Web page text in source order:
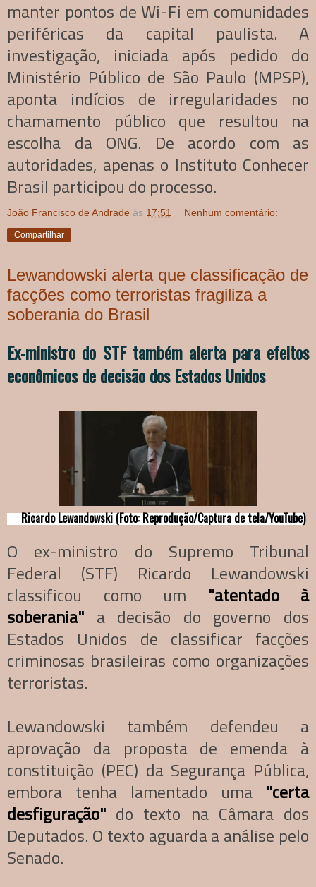
manter pontos de Wi-Fi em comunidades
periféricas da capital paulista. A
investigação, iniciada após pedido do
Ministério Público de São Paulo (MPSP),
aponta indícios de irregularidades no
chamamento público que resultou na
escolha da ONG. De acordo com as
autoridades, apenas o Instituto Conhecer
Brasil participou do processo.
João Francisco de Andrade às 17:51 Nenhum comentário:
Compartilhar
Lewandowski alerta que classificação de
facções como terroristas fragiliza a
soberania do Brasil
Ex-ministro do STF também alerta para efeitos
econômicos de decisão dos Estados Unidos
Ricardo Lewandowski (Foto: Reprodução/Captura de tela/YouTube)
O ex-ministro do Supremo Tribunal
Federal (STF) Ricardo Lewandowski
classificou como um "atentado à
soberania" a decisão do governo dos
Estados Unidos de classificar facções
criminosas brasileiras como organizações
terroristas.
Lewandowski também defendeu a
aprovação da proposta de emenda à
constituição (PEC) da Segurança Pública,
embora tenha lamentado uma "certa
desfiguração" do texto na Câmara dos
Deputados. O texto aguarda a análise pelo
Senado.